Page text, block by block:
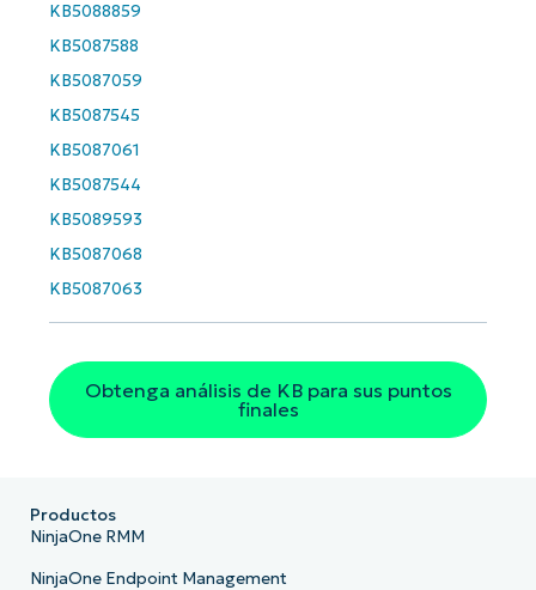
KB5088859
KB5087588
KB5087059
KB5087545
KB5087061
KB5087544
KB5089593
KB5087068
KB5087063
Obtenga análisis de KB para sus puntos
finales
Productos
NinjaOne RMM
NinjaOne Endpoint Management